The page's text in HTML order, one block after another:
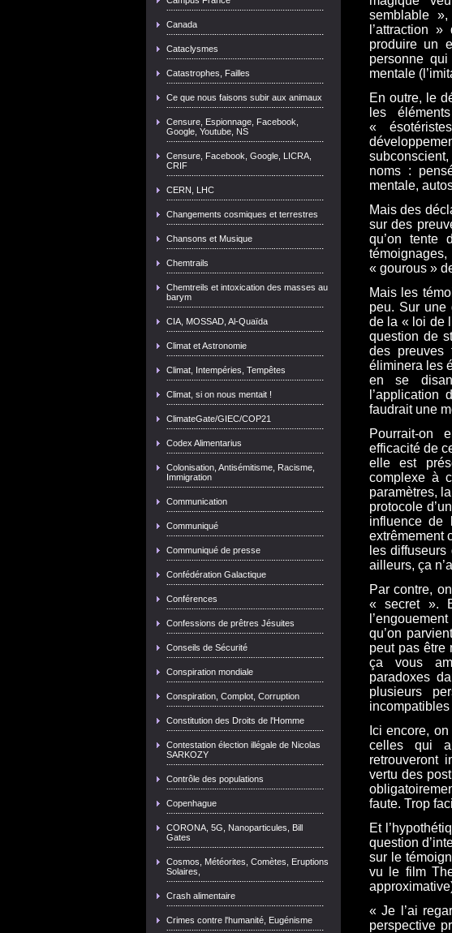
Canada
Cataclysmes
Catastrophes, Failles
Ce que nous faisons subir aux animaux
Censure, Espionnage, Facebook,
Google, Youtube, NS
Censure, Facebook, Google, LICRA,
CRIF
CERN, LHC
Changements cosmiques et terrestres
Chansons et Musique
Chemtrails
Chemtreils et intoxication des masses au
barym
CIA, MOSSAD, Al-Quaïda
Climat et Astronomie
Climat, Intempéries, Tempêtes
Climat, si on nous mentait !
ClimateGate/GIEC/COP21
Codex Alimentarius
Colonisation, Antisémitisme, Racisme,
Immigration
Communication
Communiqué
Communiqué de presse
Confédération Galactique
Conférences
Confessions de prêtres Jésuites
Conseils de Sécurité
Conspiration mondiale
Conspiration, Complot, Corruption
Constitution des Droits de l'Homme
Contestation élection illégale de Nicolas
SARKOZY
Contrôle des populations
Copenhague
CORONA, 5G, Nanoparticules, Bill
Gates
Cosmos, Météorites, Comètes, Eruptions
Solaires,
Crash alimentaire
Crimes contre l'humanité, Eugénisme
semblable
l’attraction
produire un
personne
mentale
En outre, le
les
«
noms :
mentale,
Mais des
sur des
qu’on tente
« gourous »
Mais les
peu. Sur une
de la « loi de
question de
des preuves
éliminera les
en se
faudrait une
Pourrait-on
efficacité de
elle est
complexe à
paramètres,
protocole
influence de
extrêmement
les
ailleurs, ça
Par contre,
« secret ».
qu’on
peut pas être
ça vous
paradoxes
plusieurs
Ici encore,
celles qui
retrouveront
vertu des
faute. Trop
Et
question
sur le
vu le film
« Je l’ai
perspective